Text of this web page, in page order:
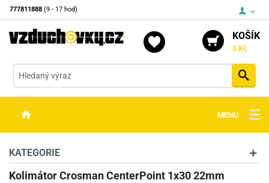
777811888 (9 - 17 hod)
KOŠÍK
0 Kč
MENU
OPTIKA
KATEGORIE
Kolimátor Crosman CenterPoint 1x30 22mm